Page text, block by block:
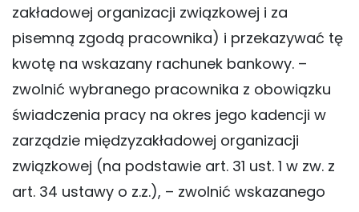
zakładowej organizacji związkowej i za
pisemną zgodą pracownika) i przekazywać tę
kwotę na wskazany rachunek bankowy. –
zwolnić wybranego pracownika z obowiązku
świadczenia pracy na okres jego kadencji w
zarządzie międzyzakładowej organizacji
związkowej (na podstawie art. 31 ust. 1 w zw. z
art. 34 ustawy o z.z.), – zwolnić wskazanego